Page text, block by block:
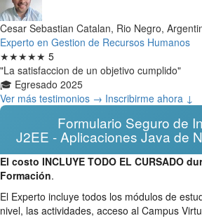
Cesar Sebastian Catalan, Rio Negro,
Experto en Gestion de Recursos Humanos
★★★★★ 5
"La satisfaccion de un objetivo cumplido"
🎓 Egresado 2025
Ver más testimonios → Inscribirme ahora ↓
Formulario Seguro de
J2EE - Aplicaciones Java de
El costo INCLUYE TODO EL CURSADO
Formación.
El Experto incluye todos los módulos de
nivel, las actividades, acceso al Campus